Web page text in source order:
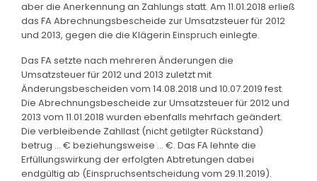
aber die Anerkennung an Zahlungs statt. Am 11.01.2018 erließ
das FA Abrechnungsbescheide zur Umsatzsteuer für 2012
und 2013, gegen die die Klägerin Einspruch einlegte.
Das FA setzte nach mehreren Änderungen die
Umsatzsteuer für 2012 und 2013 zuletzt mit
Änderungsbescheiden vom 14.08.2018 und 10.07.2019 fest.
Die Abrechnungsbescheide zur Umsatzsteuer für 2012 und
2013 vom 11.01.2018 wurden ebenfalls mehrfach geändert.
Die verbleibende Zahllast (nicht getilgter Rückstand)
betrug ... € beziehungsweise ... €. Das FA lehnte die
Erfüllungswirkung der erfolgten Abtretungen dabei
endgültig ab (Einspruchsentscheidung vom 29.11.2019).